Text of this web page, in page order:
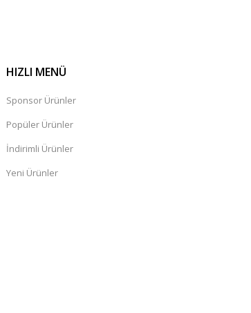
HIZLI MENÜ
Sponsor Ürünler
Popüler Ürünler
İndirimli Ürünler
Yeni Ürünler